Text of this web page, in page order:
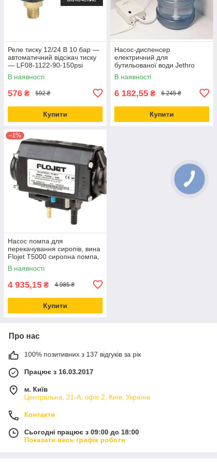
Реле тиску 12/24 В 10 бар —
автоматичний відсікач тиску
— LF08-1122-90-150psi
В наявності
576 ₴ 592 ₴
Купити
Насос-диспенсер
електричний для
бутильованої води Jethro
В наявності
6 182,55 ₴ 6 245 ₴
Купити
–1%
Насос помпа для
перекачування сиропів, вина
Flojet T5000 сиропна помпа,
Обладнання для bag-in-box
(бег-ін-бокс)
В наявності
4 935,15 ₴ 4 985 ₴
Купити
Про нас
100% позитивних з 137 відгуків за рік
Працює з 16.03.2017
м. Київ
Центральна, 21-А, офіс 2, Київ, Україна
Контакти
Сьогодні працює з 09:00 до 18:00
Показати весь графік роботи